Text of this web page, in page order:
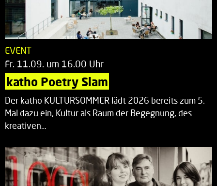
EVENT
Fr. 11.09. um 16.00 Uhr
katho Poetry Slam
Der katho KULTURSOMMER lädt 2026 bereits zum 5.
Mal dazu ein, Kultur als Raum der Begegnung, des
kreativen…